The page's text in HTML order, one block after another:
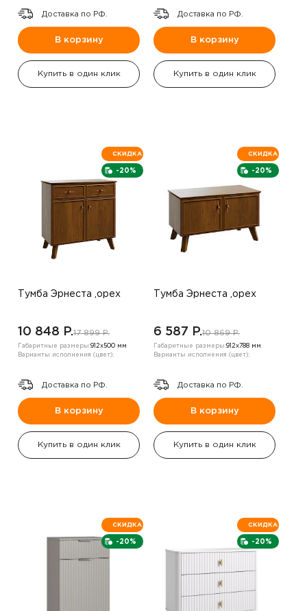
Доставка по РФ.
В корзину
Купить в один клик
Доставка по РФ.
В корзину
Купить в один клик
-20%
СКИДКА
Тумба Эрнеста ,орех
10 848 P.17 899 P.
Габаритные размеры:912х500 мм
Варианты исполнения (цвет):
Доставка по РФ.
В корзину
Купить в один клик
-20%
СКИДКА
Тумба Эрнеста ,орех
6 587 P.10 869 P.
Габаритные размеры:912х788 мм
Варианты исполнения (цвет):
Доставка по РФ.
В корзину
Купить в один клик
-20%
СКИДКА
-20%
СКИДКА